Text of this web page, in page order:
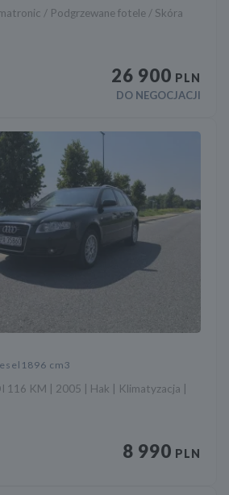
/ Podgrzewane fotele / Skóra
26 900 PLN
DO NEGOCJACJI
1896 cm3
116 KM | 2005 | Hak | Klimatyzacja |
8 990 PLN